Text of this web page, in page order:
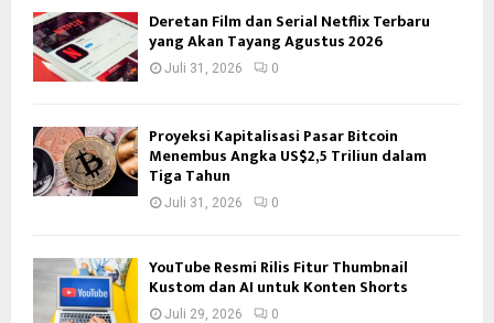
Deretan Film dan Serial Netflix Terbaru
yang Akan Tayang Agustus 2026
Juli 31, 2026 0
Proyeksi Kapitalisasi Pasar Bitcoin
Menembus Angka US$2,5 Triliun dalam
Tiga Tahun
Juli 31, 2026 0
YouTube Resmi Rilis Fitur Thumbnail
Kustom dan AI untuk Konten Shorts
Juli 29, 2026 0